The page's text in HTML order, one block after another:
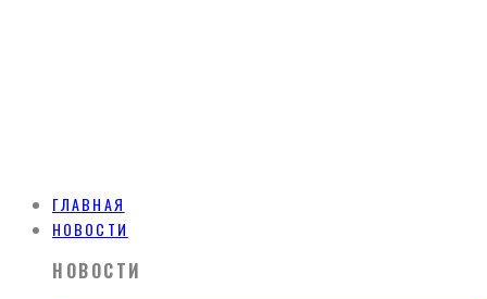
ГЛАВНАЯ
НОВОСТИ
НОВОСТИ